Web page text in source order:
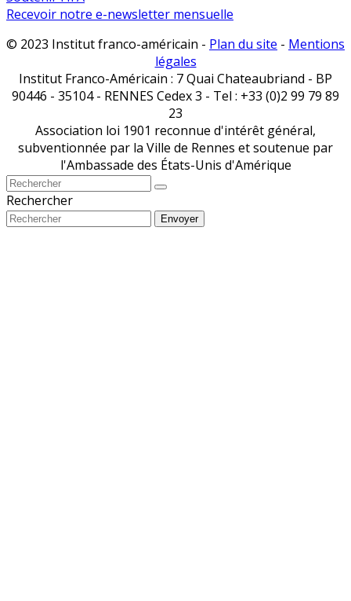
Recevoir notre e-newsletter mensuelle
© 2023 Institut franco-américain - Plan du site - Mentions
légales
Institut Franco-Américain : 7 Quai Chateaubriand - BP
90446 - 35104 - RENNES Cedex 3 - Tel : +33 (0)2 99 79 89
23
Association loi 1901 reconnue d'intérêt général,
subventionnée par la Ville de Rennes et soutenue par
l'Ambassade des États-Unis d'Amérique
Rechercher
Envoyer